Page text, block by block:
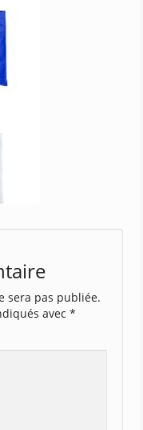
sera pas publiée.
avec*